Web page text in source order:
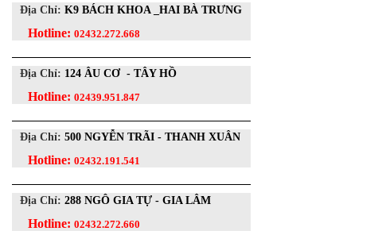
Địa Chỉ: K9 BÁCH KHOA _HAI BÀ TRƯNG
Hotline: 02432.272.668
Địa Chỉ: 124 ÂU CƠ - TÂY HỒ
Hotline: 02439.951.847
Địa Chỉ: 500 NGYỄN TRÃI - THANH XUÂN
Hotline: 02432.191.541
Địa Chỉ: 288 NGÔ GIA TỰ - GIA LÂM
Hotline: 02432.272.660